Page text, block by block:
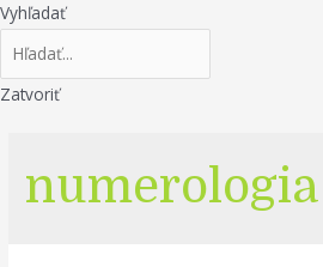
Vyhľadať
Zatvoriť
numerologia